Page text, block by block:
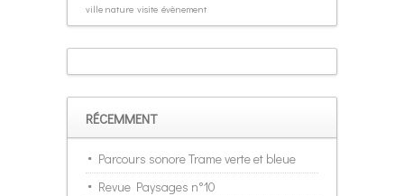
ville nature visite évènement
RÉCEMMENT
Parcours sonore Trame verte et bleue
Revue Paysages n°10